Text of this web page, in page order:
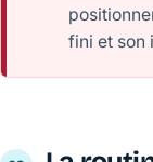
fini et son